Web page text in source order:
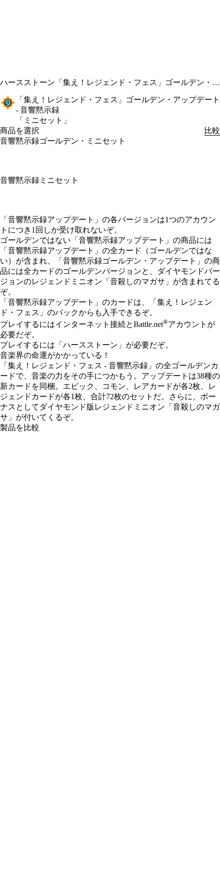
ハースストーン 「集え！レジェンド・フェス」ゴールデン・アップデート - 音響黙示録
「集え！レジェンド・フェス」ゴールデン・アップデート
- 音響黙示録
「ミニセット」
商品を選択
比較
音響黙示録ゴールデン・ミニセット
音響黙示録ミニセット
Available actions
「音響黙示録アップデート」の各バージョンは1つのアカウン
トにつき1回しか受け取れないぞ。
ゴールデンではない「音響黙示録アップデート」の商品には
「音響黙示録アップデート」の全カード（ゴールデンではな
い）が含まれ、「音響黙示録ゴールデン・アップデート」の商
品には全カードのゴールデンバージョンと、ダイヤモンドバー
ジョンのレジェンドミニオン「音殺しのマガサ」が含まれてる
ぞ。
「音響黙示録アップデート」のカードは、「集え！レジェン
ド・フェス」のパックからも入手できるぞ。
プレイするにはインターネット接続とBattle.net®アカウントが
必要だぞ。
プレイするには「ハースストーン」が必要だぞ。
音楽界の命運がかかっている！
「集え！レジェンド・フェス - 音響黙示録」の全ゴールデンカ
ードで、音楽の力をその手につかもう。アップデートは38種の
新カードを同梱。エピック、コモン、レアカードが各2枚、レ
ジェンドカードが各1枚、合計72枚のセットだ。さらに、ボー
ナスとしてダイヤモンド版レジェンドミニオン「音殺しのマガ
サ」が付いてくるぞ。
製品を比較